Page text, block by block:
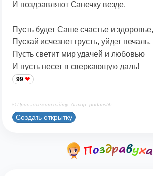
И поздравляют Санечку везде.
Пусть будет Саше счастье и здоровье,
Пускай исчезнет грусть, уйдет печаль,
Пусть светит мир удачей и любовью
И пусть несет в сверкающую даль!
99
© Принадлежит сайту. Автор: podaristih
Создать открытку